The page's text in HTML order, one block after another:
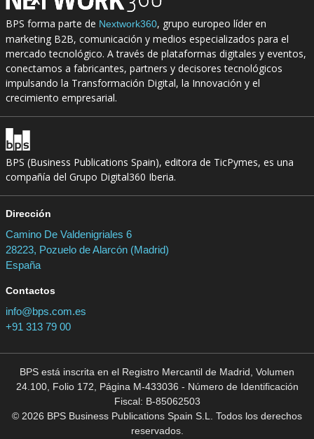
BPS forma parte de Nextwork360, grupo europeo líder en
marketing B2B, comunicación y medios especializados para el
mercado tecnológico. A través de plataformas digitales y eventos,
conectamos a fabricantes, partners y decisores tecnológicos
impulsando la Transformación Digital, la Innovación y el
crecimiento empresarial.
BPS (Business Publications Spain), editora de TicPymes, es una
compañía del Grupo Digital360 Iberia.
Dirección
Camino De Valdenigriales 6
28223, Pozuelo de Alarcón (Madrid)
España
Contactos
info@bps.com.es
+91 313 79 00
BPS está inscrita en el Registro Mercantil de Madrid, Volumen
24.100, Folio 172, Página M-433036 - Número de Identificación
Fiscal: B-85062503
© 2026 BPS Business Publications Spain S.L. Todos los derechos
reservados.